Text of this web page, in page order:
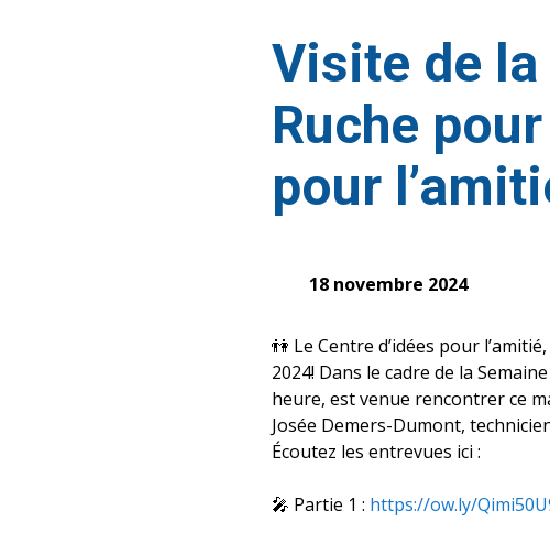
Visite de la
Ruche
pour
18 novembre 2024
👫 Le Centre d’idées pour
2024! Dans le cadre de la
heure, est venue rencontrer ce
Josée Demers-Dumont,
Écoutez les entrevues ici :
🎤 Partie 1 : https://ow.ly/